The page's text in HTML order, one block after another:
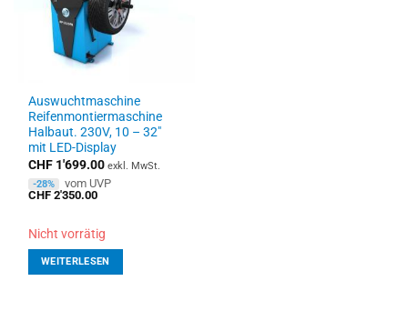
Auswuchtmaschine
Reifenmontiermaschine
Halbaut. 230V, 10 – 32″
mit LED-Display
CHF 1'699.00 exkl. MwSt.
-28%
vom UVP
CHF 2'350.00
Nicht vorrätig
WEITERLESEN